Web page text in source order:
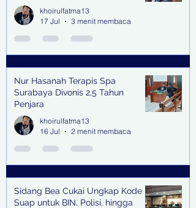
Kabupaten & Kota
khoirulfatma13
17 Jul
3 menit membaca
Nur Hasanah Terapis Spa
Surabaya Divonis 2,5 Tahun
Penjara
khoirulfatma13
16 Jul
2 menit membaca
Sidang Bea Cukai Ungkap Kode
Suap untuk BIN, Polisi, hingga